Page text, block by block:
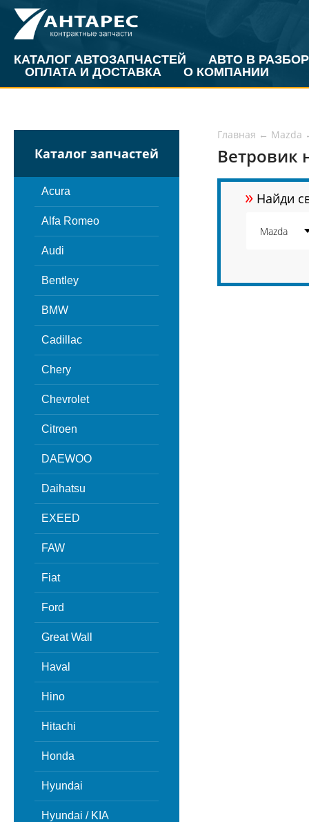
КАТАЛОГ АВТОЗАПЧАСТЕЙ
АВТО В РАЗБОР
ОПЛАТА И ДОСТАВКА
О КОМПАНИИ
Каталог запчастей
Acura
Alfa Romeo
Audi
Bentley
BMW
Cadillac
Chery
Chevrolet
Citroen
DAEWOO
Daihatsu
EXEED
FAW
Fiat
Ford
Great Wall
Haval
Hino
Hitachi
Honda
Hyundai
Hyundai / KIA
Главная ← Mazda
Ветровик
» Найди